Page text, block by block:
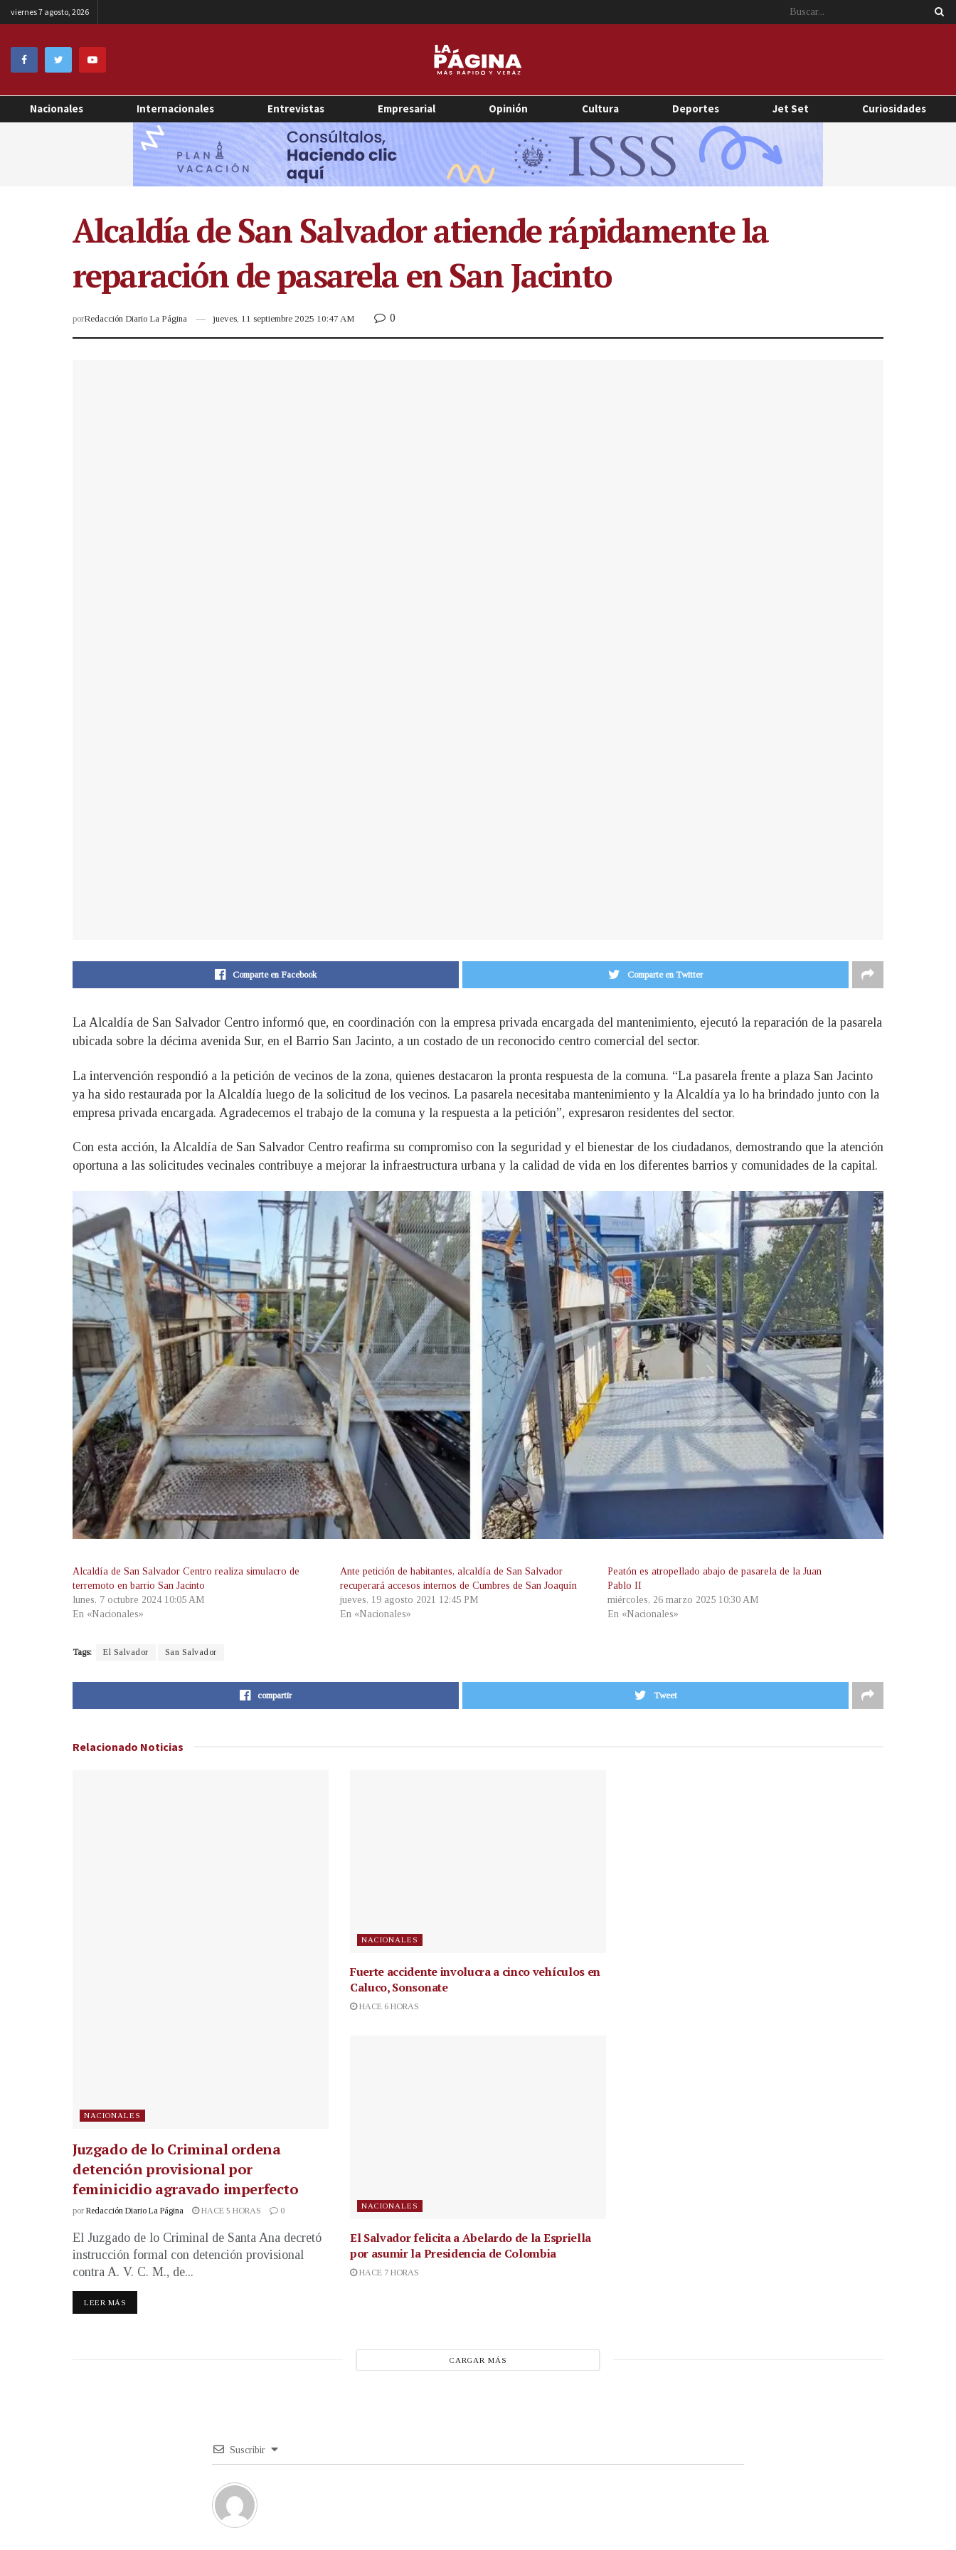
viernes 7 agosto, 2026
Nacionales Internacionales Entrevistas Empresarial Opinión Cultura Deportes Jet Set Curiosidades
Alcaldía de San Salvador atiende rápidamente la
reparación de pasarela en San Jacinto
porRedacción Diario La Página jueves, 11 septiembre 2025 10:47 AM 0
Comparte en Facebook Comparte en Twitter
La Alcaldía de San Salvador Centro informó que, en coordinación con la empresa privada encargada del mantenimiento, ejecutó la reparación de la pasarela
ubicada sobre la décima avenida Sur, en el Barrio San Jacinto, a un costado de un reconocido centro comercial del sector.
La intervención respondió a la petición de vecinos de la zona, quienes destacaron la pronta respuesta de la comuna. “La pasarela frente a plaza San Jacinto
ya ha sido restaurada por la Alcaldía luego de la solicitud de los vecinos. La pasarela necesitaba mantenimiento y la Alcaldía ya lo ha brindado junto con la
empresa privada encargada. Agradecemos el trabajo de la comuna y la respuesta a la petición”, expresaron residentes del sector.
Con esta acción, la Alcaldía de San Salvador Centro reafirma su compromiso con la seguridad y el bienestar de los ciudadanos, demostrando que la atención
oportuna a las solicitudes vecinales contribuye a mejorar la infraestructura urbana y la calidad de vida en los diferentes barrios y comunidades de la capital.
Alcaldía de San Salvador Centro realiza simulacro de
terremoto en barrio San Jacinto
lunes, 7 octubre 2024 10:05 AM
En «Nacionales»
Ante petición de habitantes, alcaldía de San Salvador
recuperará accesos internos de Cumbres de San Joaquín
jueves, 19 agosto 2021 12:45 PM
En «Nacionales»
Peatón es atropellado abajo de pasarela de la Juan
Pablo II
miércoles, 26 marzo 2025 10:30 AM
En «Nacionales»
Tags: El Salvador San Salvador
compartir Tweet
Relacionado Noticias
NACIONALES
Juzgado de lo Criminal ordena
detención provisional por
feminicidio agravado imperfecto
por Redacción Diario La Página HACE 5 HORAS 0
El Juzgado de lo Criminal de Santa Ana decretó
instrucción formal con detención provisional
contra A. V. C. M., de...
LEER MÁS
NACIONALES
Fuerte accidente involucra a cinco vehículos en
Caluco, Sonsonate
HACE 6 HORAS
NACIONALES
El Salvador felicita a Abelardo de la Espriella
por asumir la Presidencia de Colombia
HACE 7 HORAS
CARGAR MÁS
Suscribir